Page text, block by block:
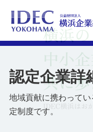
認定企業詳
地域貢献に携わって
定制度です。